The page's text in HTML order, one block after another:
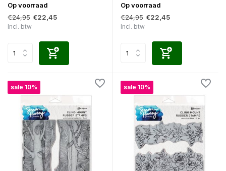
Op voorraad
€24,95 €22,45
Incl. btw
Op voorraad
€24,95 €22,45
Incl. btw
sale 10% sale 10%